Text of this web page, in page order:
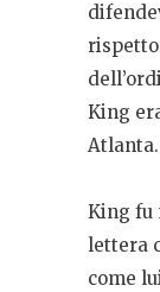
King
Atlanta.
King fu
lettera
come